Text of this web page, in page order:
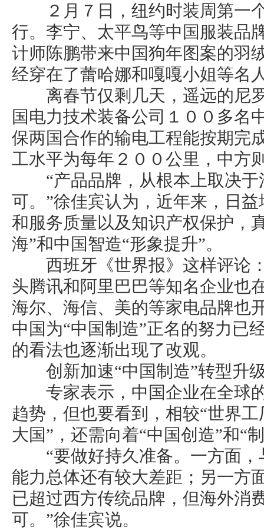
２月７日，纽约时装周第一个
行。李宁、太平鸟等中国服装品
计师陈鹏带来中国狗年图案的羽
经穿在了蕾哈娜和嘎嘎小姐等名
离春节仅剩几天，遥远的尼
国电力技术装备公司１００多名
保两国合作的输电工程能按期完
工水平为每年２００公里，中方
“产品品牌，从根本上取决于
可。”徐佳宾认为，近年来，日
和服务质量以及知识产权保护，
海”和中国智造“形象提升”。
西班牙《世界报》这样评论
头腾讯和阿里巴巴等知名企业也
海尔、海信、美的等家电品牌也
中国为“中国制造”正名的努力已
的看法也逐渐出现了改观。
创新加速“中国制造”转型升
专家表示，中国企业在全球
趋势，但也要看到，相较“世界
大国”，还需向着“中国创造”和“
“要做好持久准备。一方面，
能力总体还有较大差距；另一方
已超过西方传统品牌，但海外消
可。”徐佳宾说。